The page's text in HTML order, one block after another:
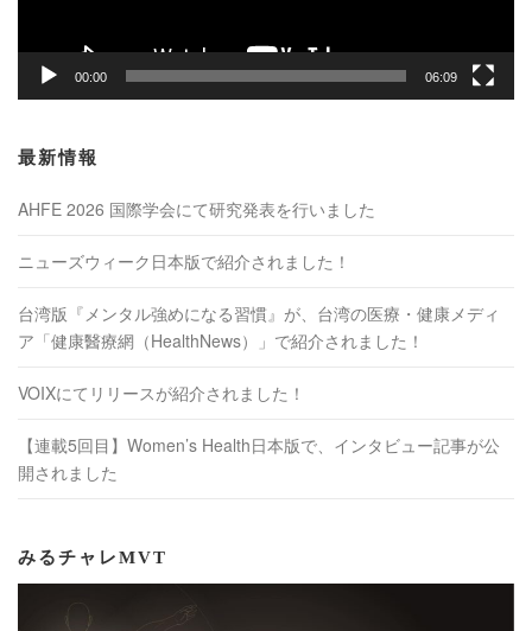
00:00 06:09
最新情報
AHFE 2026 国際学会にて研究発表を行いました
ニューズウィーク日本版で紹介されました！
台湾版『メンタル強めになる習慣』が、台湾の医療・健康メディ
ア「健康醫療網（HealthNews）」で紹介されました！
VOIXにてリリースが紹介されました！
【連載5回目】Women’s Health日本版で、インタビュー記事が公
開されました
みるチャレMVT